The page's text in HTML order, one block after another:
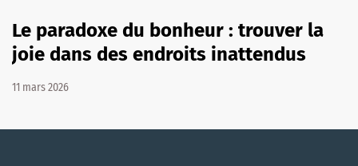
Le paradoxe du bonheur : trouver la
joie dans des endroits inattendus
11 mars 2026